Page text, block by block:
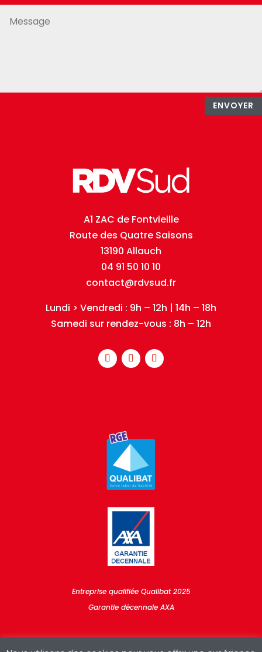
ENVOYER
A1 ZAC de Fontvieille
Route des Quatre Saisons
13190 Allauch
04 91 50 10 10
contact@rdvsud.fr
Lundi > Vendredi : 9h – 12h | 14h – 18h
Samedi sur rendez-vous : 8h – 12h
Entreprise qualifiée Qualibat 2025
Garantie décennale AXA